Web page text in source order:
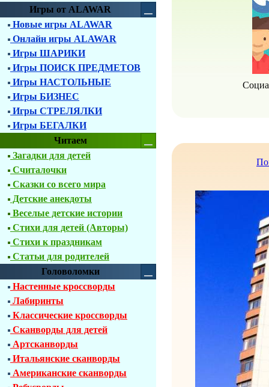
Игры от ALAWAR
Новые игры ALAWAR
Онлайн игры ALAWAR
Игры ШАРИКИ
Игры ПОИСК ПРЕДМЕТОВ
Игры НАСТОЛЬНЫЕ
Игры БИЗНЕС
Игры СТРЕЛЯЛКИ
Игры БЕГАЛКИ
Читаем
Загадки для детей
Считалочки
Сказки со всего мира
Детские анекдоты
Веселые детские истории
Стихи для детей (Авторы)
Стихи к праздникам
Статьи для родителей
Головоломки
Настенные кроссворды
Лабиринты
Классические кроссворды
Сканворды для детей
Артсканворды
Итальянские сканворды
Американские сканворды